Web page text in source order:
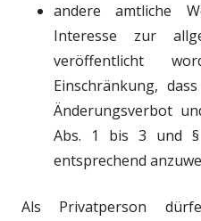
andere amtliche
Interesse zur
veröffentlicht
Einschränkung,
Änderungsverbot
Abs. 1 bis 3 und
entsprechend
Als Privatperson